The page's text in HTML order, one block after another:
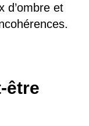
d’ombre et
être